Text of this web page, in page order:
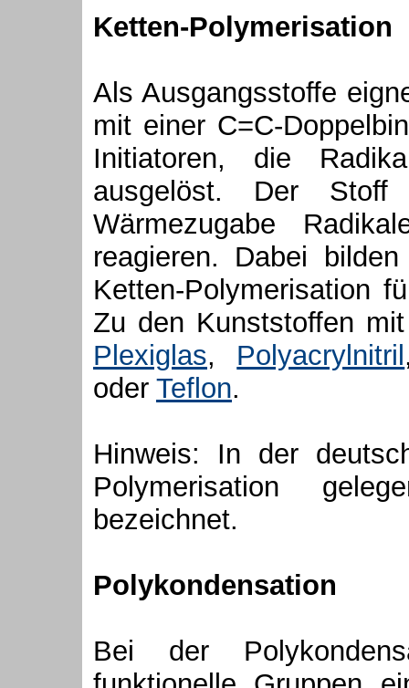
Ketten-Polymerisation
Als Ausgangsstoffe
mit einer C=C-
Initiatoren, die
ausgelöst. Der Stoff
Wärmezugabe
reagieren. Dabei
Ketten-Polymerisation
Zu den Kunststoffen
Plexiglas, Polyacrylnitril
oder Teflon.
Hinweis: In der
Polymerisation
bezeichnet.
Polykondensation
Bei der